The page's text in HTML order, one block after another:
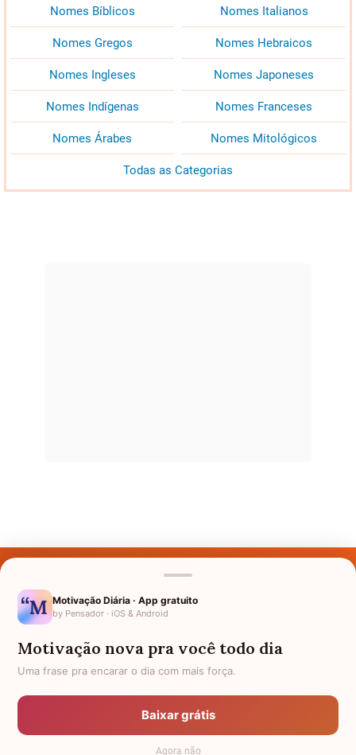
Nomes Bíblicos Nomes Italianos
Nomes Gregos Nomes Hebraicos
Nomes Ingleses Nomes Japoneses
Nomes Indígenas Nomes Franceses
Nomes Árabes Nomes Mitológicos
Todas as Categorias
Nomes pelo Mundo
Política de Privacidade
Anuncie
Motivação Diária · App gratuito
by Pensador · iOS & Android
Motivação nova pra você todo dia
Uma frase pra encarar o dia com mais força.
Baixar grátis
Agora não